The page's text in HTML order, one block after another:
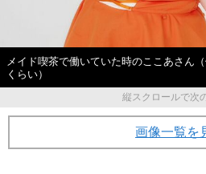
メイド喫茶で働いていた時のここあさん
くらい）
縦スクロールで次
画像一覧を